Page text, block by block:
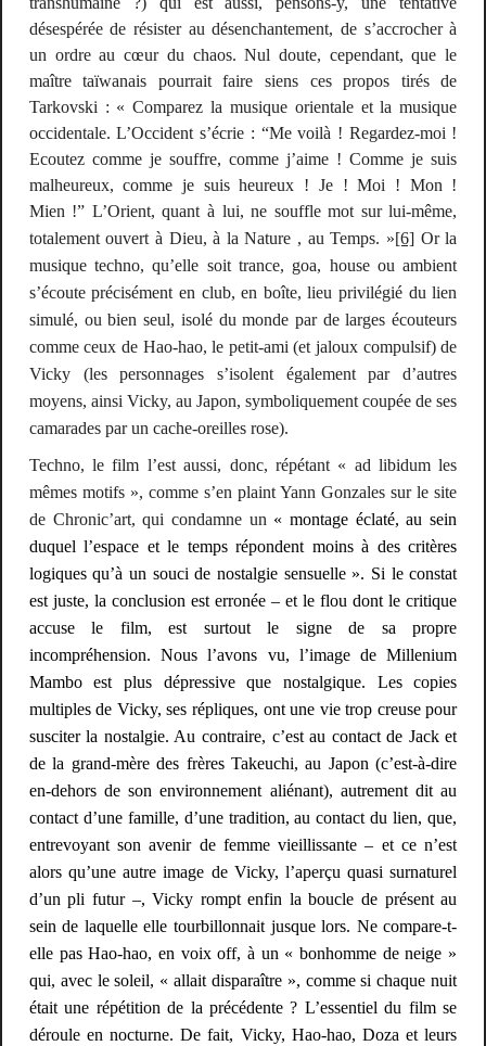
désespérée de résister au désenchantement, de s’accrocher à
un ordre au cœur du chaos. Nul doute, cependant, que le
maître taïwanais pourrait faire siens ces propos tirés de
Tarkovski : « Comparez la musique orientale et la musique
occidentale. L’Occident s’écrie : “Me voilà ! Regardez-moi !
Ecoutez comme je souffre, comme j’aime ! Comme je suis
malheureux, comme je suis heureux ! Je ! Moi ! Mon !
Mien !” L’Orient, quant à lui, ne souffle mot sur lui-même,
totalement ouvert à Dieu, à la Nature , au Temps. »[6] Or la
musique techno, qu’elle soit trance, goa, houseouambient
s’écoute précisément en club, en boîte, lieu privilégié du lien
simulé, ou bien seul, isolé du monde par de larges écouteurs
comme ceux de Hao-hao, le petit-ami (et jaloux compulsif) de
Vicky (les personnages s’isolent également par d’autres
moyens, ainsi Vicky, au Japon, symboliquement coupée de ses
camarades par un cache-oreilles rose).
Techno, le film l’est aussi, donc, répétant « ad libidumles
mêmes motifs », comme s’en plaint Yann Gonzales sur le site
de Chronic’art, qui condamne un « montage éclaté, au sein
duquel l’espace et le temps répondent moins à des critères
logiques qu’à un souci de nostalgie sensuelle ». Si le constat
est juste, la conclusion est erronée – et le flou dont le critique
accuse le film, est surtout le signe de sa propre
incompréhension. Nous l’avons vu, l’image deMillenium
Mamboest plus dépressive que nostalgique. Les copies
multiples de Vicky, ses répliques, ont une vie trop creuse pour
susciter la nostalgie. Au contraire, c’est au contact de Jack et
de la grand-mère des frères Takeuchi, au Japon (c’est-à-dire
en-dehors de son environnement aliénant), autrement dit au
contact d’une famille, d’une tradition, au contact du lien, que,
entrevoyant son avenir de femme vieillissante – et ce n’est
alors qu’une autre image de Vicky, l’aperçu quasi surnaturel
d’un pli futur –, Vicky rompt enfin la boucle de présent au
sein de laquelle elle tourbillonnait jusque lors. Ne compare-t-
elle pas Hao-hao, en voix off, à un « bonhomme de neige »
qui, avec le soleil, « allait disparaître », comme si chaque nuit
était une répétition de la précédente ? L’essentiel du film se
déroule en nocturne. De fait, Vicky, Hao-hao, Doza et leurs